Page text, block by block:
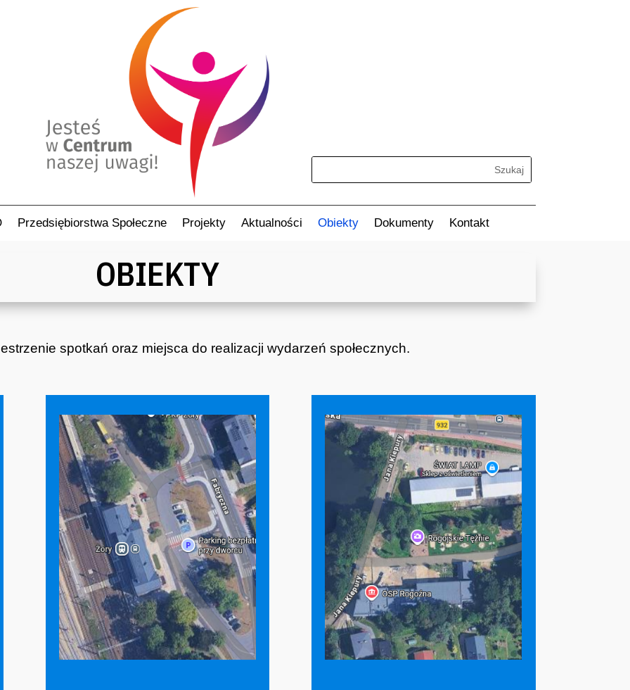
Przedsiębiorstwa Społeczne Projekty Aktualności Obiekty Dokumenty Kontakt
OBIEKTY
spotkań oraz miejsca do realizacji wydarzeń społecznych.